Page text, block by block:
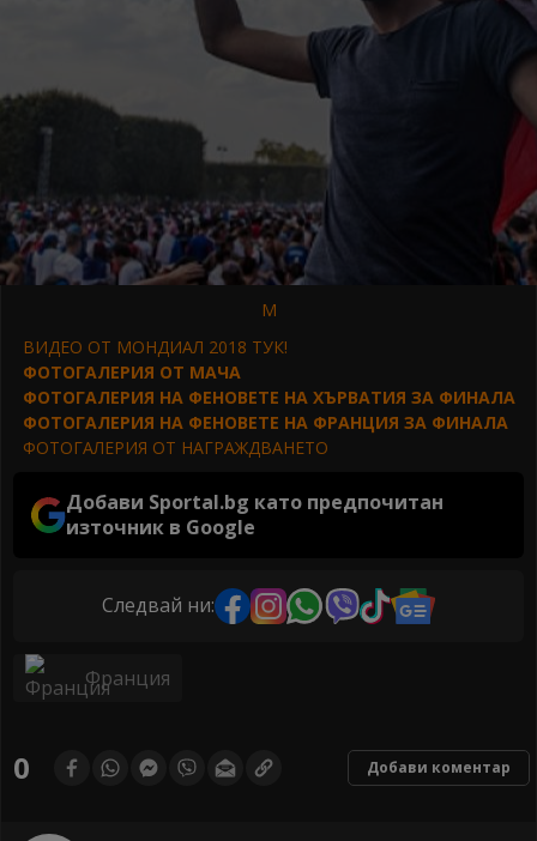
М
ВИДЕО ОТ МОНДИАЛ 2018 ТУК!
ФОТОГАЛЕРИЯ ОТ МАЧА
ФОТОГАЛЕРИЯ НА ФЕНОВЕТЕ НА ХЪРВАТИЯ ЗА ФИНАЛА
ФОТОГАЛЕРИЯ НА ФЕНОВЕТЕ НА ФРАНЦИЯ ЗА ФИНАЛА
ФОТОГАЛЕРИЯ ОТ НАГРАЖДВАНЕТО
Добави Sportal.bg като предпочитан
източник в Google
Следвай ни:
Франция
0 Добави коментар